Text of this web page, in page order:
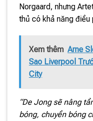
Norgaard, nhưng
thủ có khả năng điều
Xem thêm Arne
Sao Liverpool
City
“De Jong sẽ nâng
bóng, chuyền bóng